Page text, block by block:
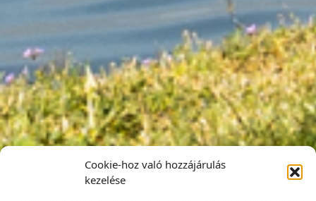
Cookie-hoz való hozzájárulás
kezelése